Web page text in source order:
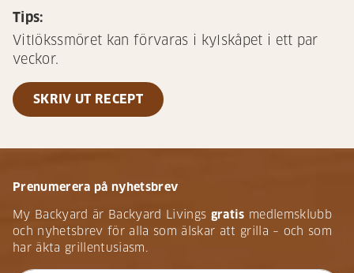
Tips:
Vitlökssmöret kan förvaras i kylskåpet i ett par
veckor.
SKRIV UT RECEPT
Prenumerera på nyhetsbrev
My Backyard är Backyard Livings gratis medlemsklubb
och nyhetsbrev för alla som älskar att grilla – och som
har äkta grillentusiasm.